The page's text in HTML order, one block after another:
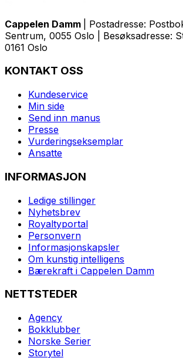
Cappelen Damm
| Postadresse:
Sentrum, 0055 Oslo | Besøksadresse:
0161 Oslo
KONTAKT OSS
Kundeservice
Min side
Send inn manus
Presse
Vurderingseksemplar
Ansatte
INFORMASJON
Ledige stillinger
Nyhetsbrev
Royaltyportal
Personvern
Informasjonskapsler
Om kunstig intelligens
Bærekraft i Cappelen Damm
NETTSTEDER
Agency
Bokklubber
Norske Serier
Storytel